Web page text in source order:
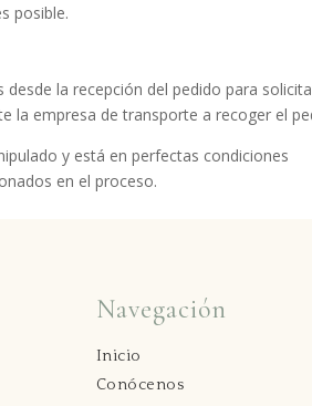
posible.
la recepción del pedido para
la empresa de transporte a recoger el
y está en perfectas condiciones
en el proceso.
Navegación
Inicio
Conócenos